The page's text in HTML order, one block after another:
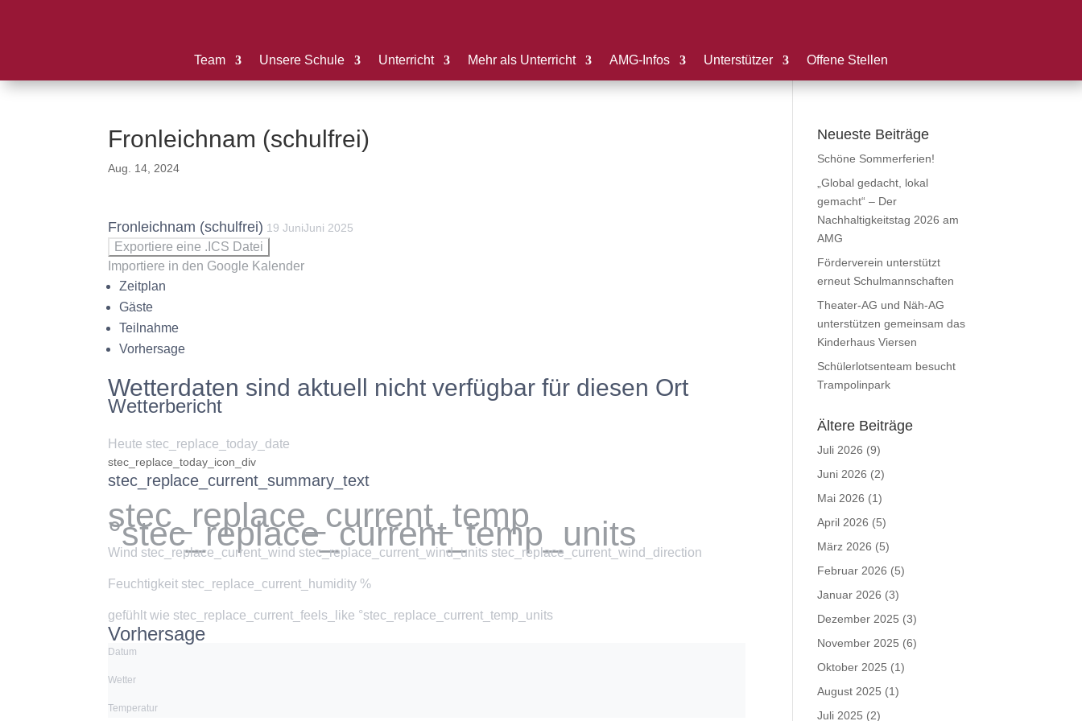
Team Unsere Schule Unterricht Mehr als Unterricht AMG-Infos Unterstützer Offene Stellen
Fronleichnam (schulfrei)
Aug. 14, 2024
Fronleichnam (schulfrei) 19 JuniJuni 2025
Exportiere eine .ICS Datei
Importiere in den Google Kalender
Zeitplan
Gäste
Teilnahme
Vorhersage
Wetterdaten sind aktuell nicht verfügbar für diesen Ort
Wetterbericht
Heute stec_replace_today_date
stec_replace_today_icon_div
stec_replace_current_summary_text
stec_replace_current_temp
°stec_replace_current_temp_units
Wind stec_replace_current_wind stec_replace_current_wind_units stec_replace_current_wind_direction
Feuchtigkeit stec_replace_current_humidity %
gefühlt wie stec_replace_current_feels_like °stec_replace_current_temp_units
Vorhersage
Datum
Wetter
Temperatur
Neueste Beiträge
Schöne Sommerferien!
„Global gedacht, lokal
gemacht“ – Der
Nachhaltigkeitstag 2026 am
AMG
Förderverein unterstützt
erneut Schulmannschaften
Theater-AG und Näh-AG
unterstützen gemeinsam das
Kinderhaus Viersen
Schülerlotsenteam besucht
Trampolinpark
Ältere Beiträge
Juli 2026 (9)
Juni 2026 (2)
Mai 2026 (1)
April 2026 (5)
März 2026 (5)
Februar 2026 (5)
Januar 2026 (3)
Dezember 2025 (3)
November 2025 (6)
Oktober 2025 (1)
August 2025 (1)
Juli 2025 (2)